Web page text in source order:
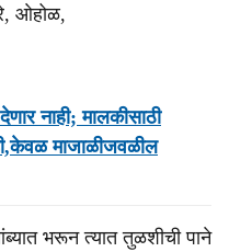
ओहोळ,
नाही; मालकीसाठी
माजाळीजवळील
भरून त्यात तुळशीची पाने